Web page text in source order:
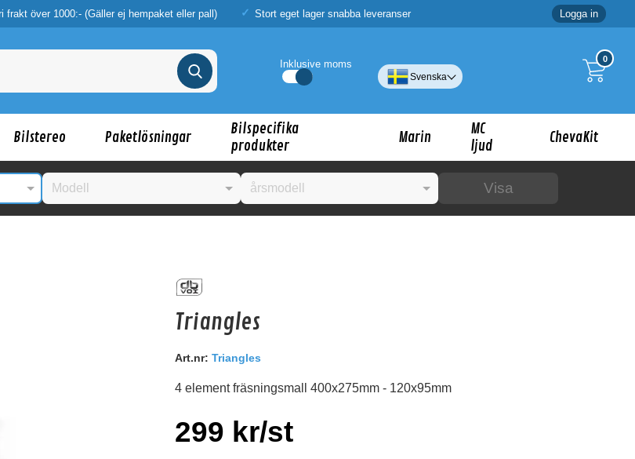
frakt över 1000:- (Gäller ej hempaket eller pall) Stort eget lager snabba leveranser Logga in
0
Inklusive moms
Svenska
Bilstereo Paketlösningar
Bilspecifika
produkter
Marin
MC
ljud
ChevaKit
Visa
av dessa produkter kan intressera dig?
Triangles
Art.nr: Triangles
4 element fräsningsmall 400x275mm - 120x95mm
299 kr/st